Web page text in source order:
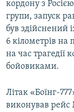
кордону з
групи, запуск
був здійснений
6 кілометрів на
на час трагедії
бойовиками.
Літак «Боїнг-
виконував рейс